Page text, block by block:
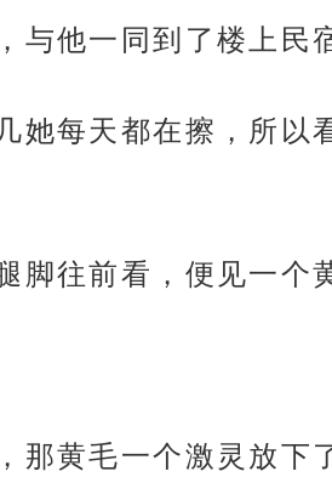
与他一同到了楼上民
她每天都在擦，所以
脚往前看，便见一个
那黄毛一个激灵放下